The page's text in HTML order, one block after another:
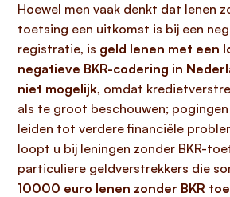
Hoewel men vaak denkt dat lenen
toetsing een uitkomst is bij een
registratie, is geld lenen met een
negatieve BKR-codering in
niet mogelijk, omdat
als te groot beschouwen;
leiden tot verdere financiële
loopt u bij leningen zonder BKR-
particuliere geldverstrekkers die
10000 euro lenen zonder BKR